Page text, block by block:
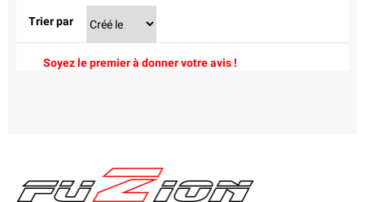
Trier par
Soyez le premier à donner votre avis !